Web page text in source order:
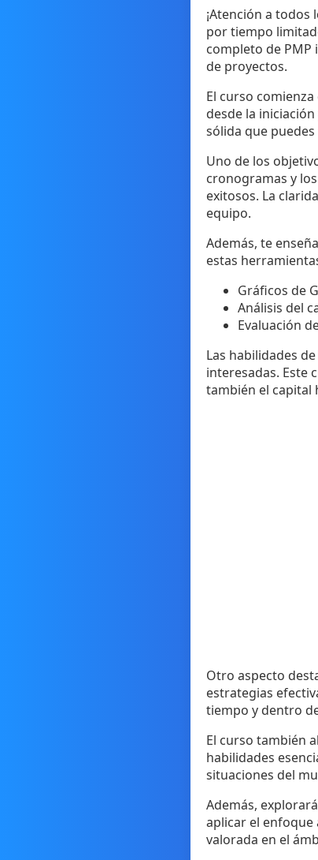
¡Atención a
por tiempo
completo de PMP
de proyectos.
El curso
desde la
sólida que
Uno de los
cronogramas y
exitosos. La
equipo.
Además, te
estas
Gráficos de
Análisis del
Evaluación
Las habilidades
interesadas. Este
también el capital
Otro aspecto
estrategias
tiempo y dentro
El curso también
habilidades
situaciones del
Además,
aplicar el
valorada en el